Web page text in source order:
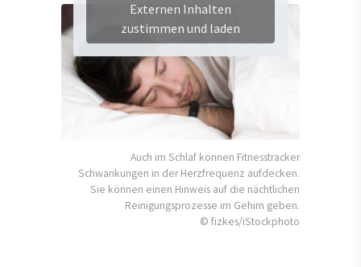
Externen Inhalten
zustimmen und laden
Auch im Schlaf können Fitnesstracker
Schwankungen in der Herzfrequenz aufdecken.
Sie können einen Hinweis auf die nächtlichen
Reinigungsprozesse im Gehirn geben.
© fizkes/iStockphoto